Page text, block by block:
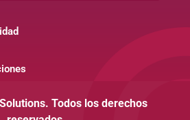
Todos los derechos